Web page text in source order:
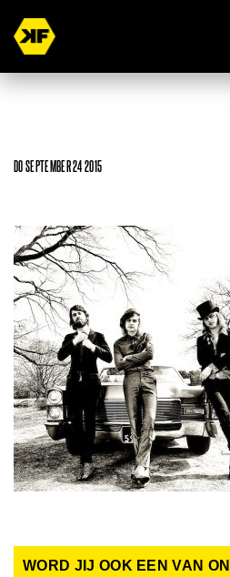
DO SEPTEMBER 24 2015
WORD JIJ OOK EEN VAN